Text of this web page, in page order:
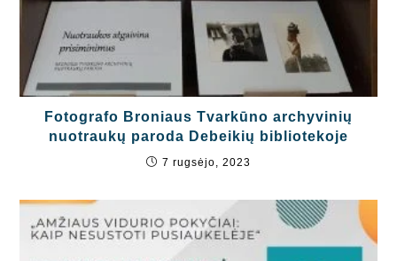
Fotografo Broniaus Tvarkūno archyvinių
nuotraukų paroda Debeikių bibliotekoje
7 rugsėjo, 2023